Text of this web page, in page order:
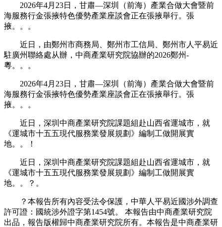
2026年4月23日，甘肅—深圳（前海）產業合做大會暨前
海服務行金張掖特色優勢產業座談會正在張掖舉行。張
掖。。。
近日，由鄭州市商務局、鄭州市工信局、鄭州市人平易近
駐廣州聯絡處从辦，中商產業研究院協辦的2026鄭州-
粵。。。
2026年4月23日，甘肅—深圳（前海）產業合做大會暨前
海服務行金張掖特色優勢產業座談會正在張掖舉行。張
掖。。。
近日，深圳中商產業研究院課題組赴山西省運城市，就
《運城市十五五現代服務業發展規劃》編制工做開展實
地。。！
近日，深圳中商產業研究院課題組赴山西省運城市，就
《運城市十五五現代服務業發展規劃》編制工做開展實
地。。？。
？本報告所有內容受法令保護，中華人平易近國涉外調查
許可證：國統涉外證字第1454號。 本報告由中商產業研究院
出品，報告版權歸中商產業研究院所有。本報告是中商產業研